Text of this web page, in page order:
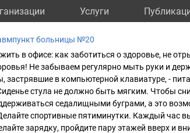
Услуги
больницы №20
в офисе: как заботиться о здоровье, не
Не забываем регулярно мыть руки и
застрявшие в компьютерной клавиатуре, -
стула не должно быть мягким. Чтобы
седалищными буграми, а это
спортивные пятиминутки. Каждый час
зарядку, пройдите пару этажей вверх и